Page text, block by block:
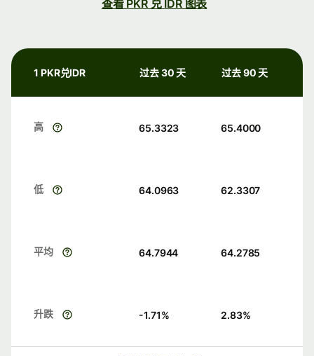
查看 PKR 兑 IDR 图表
1 PKR兑IDR 过去 30 天 过去 90 天
高 65.3323 65.4000
低 64.0963 62.3307
平均 64.7944 64.2785
升跌 -1.71% 2.83%